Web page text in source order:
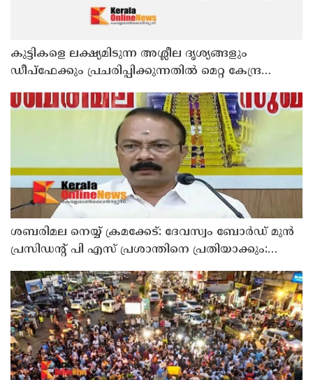
കുട്ടികളെ ലക്ഷ്യമിടുന്ന അശ്ലീല ദൃശ്യങ്ങളും
ഡീപ്ഫേക്കും പ്രചരിപ്പിക്കുന്നതില്‍ മെറ്റ കേന്ദ്രത്തോട്
ശബരിമല നെയ്യ് ക്രമക്കേട്: ദേവസ്വം ബോര്‍ഡ് മുന്‍
പ്രസിഡന്റ് പി എസ് പ്രശാന്തിനെ പ്രതിയാക്കും: